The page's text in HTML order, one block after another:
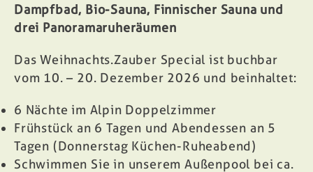
Dampfbad, Bio-Sauna, Finnischer Sauna und
drei Panoramaruheräumen
Das Weihnachts.Zauber Special ist buchbar
vom 10. – 20. Dezember 2026 und beinhaltet:
6 Nächte im Alpin Doppelzimmer
Frühstück an 6 Tagen und Abendessen an 5
Tagen (Donnerstag Küchen-Ruheabend)
Schwimmen Sie in unserem Außenpool bei ca.